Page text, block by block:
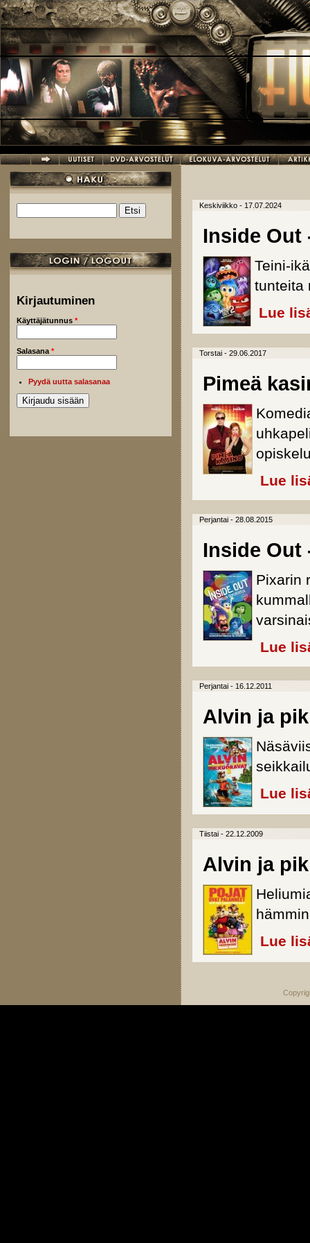
Hyppää pääsisältöön
Hakulomake
Kirjautuminen
Käyttäjätunnus *
Salasana *
Pyydä uutta salasanaa
Keskiviikko - 17.07.2024
Inside Out
Teini-
tunteita
Lue
Torstai - 29.06.2017
Pimeä
Lue
Perjantai - 28.08.2015
Inside Out
Pixarin
Lue
Perjantai - 16.12.2011
Alvin ja
Lue
Tiistai - 22.12.2009
Alvin ja
Lue